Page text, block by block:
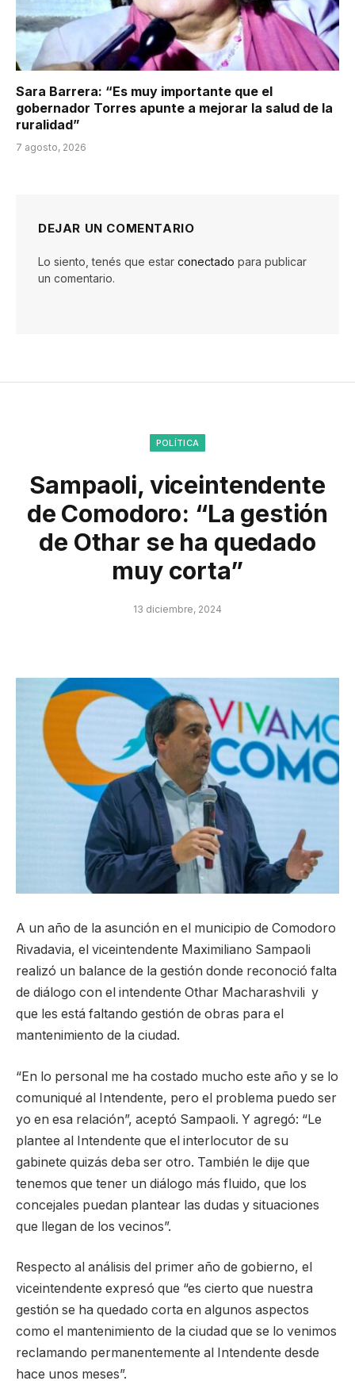
Sara Barrera: “Es muy importante que el
gobernador Torres apunte a mejorar la salud de la
ruralidad”
7 agosto, 2026
DEJAR UN COMENTARIO
Lo siento, tenés que estar conectado para publicar
un comentario.
POLÍTICA
Sampaoli, viceintendente
de Comodoro: “La gestión
de Othar se ha quedado
muy corta”
13 diciembre, 2024
A un año de la asunción en el municipio de Comodoro
Rivadavia, el viceintendente Maximiliano Sampaoli
realizó un balance de la gestión donde reconoció falta
de diálogo con el intendente Othar Macharashvili y
que les está faltando gestión de obras para el
mantenimiento de la ciudad.
“En lo personal me ha costado mucho este año y se lo
comuniqué al Intendente, pero el problema puedo ser
yo en esa relación”, aceptó Sampaoli. Y agregó: “Le
plantee al Intendente que el interlocutor de su
gabinete quizás deba ser otro. También le dije que
tenemos que tener un diálogo más fluido, que los
concejales puedan plantear las dudas y situaciones
que llegan de los vecinos”.
Respecto al análisis del primer año de gobierno, el
viceintendente expresó que “es cierto que nuestra
gestión se ha quedado corta en algunos aspectos
como el mantenimiento de la ciudad que se lo venimos
reclamando permanentemente al Intendente desde
hace unos meses”.